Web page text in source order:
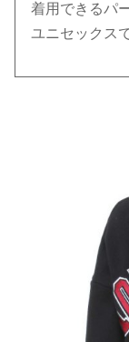
着用できるパ
ユニセックス